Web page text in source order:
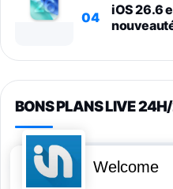
04
iOS 26.6
BONS PLANS LIVE
Produits
Welcome